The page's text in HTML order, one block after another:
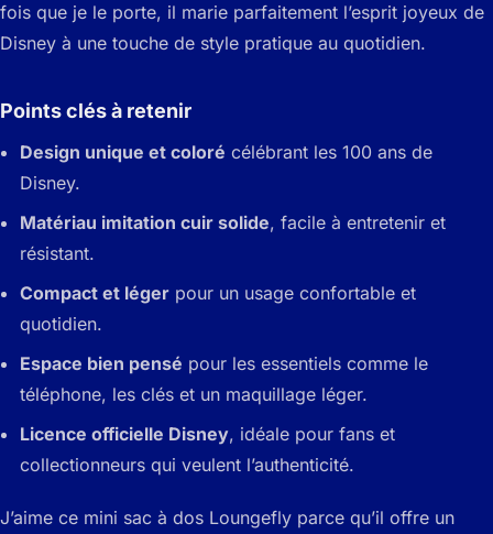
fois que je le porte, il marie parfaitement l’esprit joyeux de
Disney à une touche de style pratique au quotidien.
Points clés à retenir
Design unique et coloré célébrant les 100 ans de
Disney.
Matériau imitation cuir solide, facile à entretenir et
résistant.
Compact et léger pour un usage confortable et
quotidien.
Espace bien pensé pour les essentiels comme le
téléphone, les clés et un maquillage léger.
Licence officielle Disney, idéale pour fans et
collectionneurs qui veulent l’authenticité.
J’aime ce mini sac à dos Loungefly parce qu’il offre un